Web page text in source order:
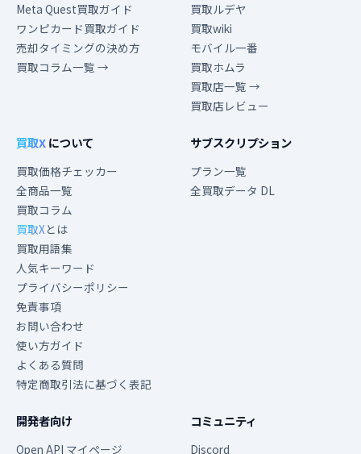
Meta Quest買取ガイド
ワンピカード買取ガイド
売却タイミングの決め方
買取コラム一覧 →
買取ルデヤ
買取wiki
モバイル一番
買取ホムラ
買取店一覧 →
買取店レビュー
買取Xについて
買取価格チェッカー
全商品一覧
買取コラム
買取Xとは
買取用語集
人気キーワード
プライバシーポリシー
免責事項
お問い合わせ
使い方ガイド
よくある質問
特定商取引法に基づく表記
サブスクリプション
プラン一覧
全買取データ DL
開発者向け
Open API マイページ
コミュニティ
Discord